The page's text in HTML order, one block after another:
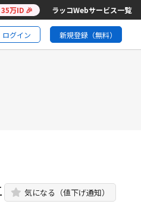
35万ID 🎉 ラッコWebサービス一覧
ログイン 新規登録（無料）
気になる（値下げ通知）